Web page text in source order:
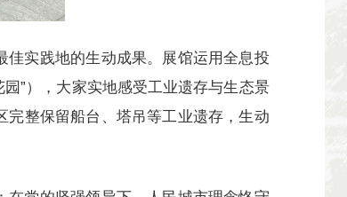
实践地的生动成果。展馆运用全息投
”），大家实地感受工业遗存与生态景
整保留船台、塔吊等工业遗存，生动